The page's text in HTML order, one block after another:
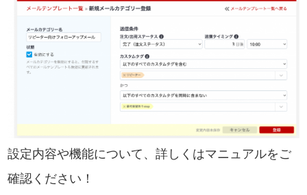
設定内容や機能について、詳しくはマニュアルをご
確認ください！